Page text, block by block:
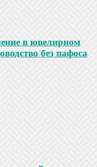
в ювелирном
без пафоса